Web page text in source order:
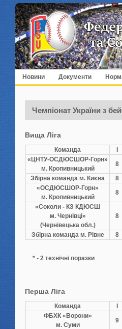
Новини Документи
Чемпіонат України з
Вища Ліга
Команда
«ЦНТУ-ОСДЮСШОР-Горн»
м. Кропивницький
8
Збірна команда м. Києва
8
«ОСДЮСШОР-Горн»
м. Кропивницький
8
«Соколи - КЗ КДЮСШ
м. Чернівці»
(Чернівецька обл.)
8
Збірна команда м. Рівне 8
* - 2 технічні поразки
Перша Ліга
Команда
ФБХК «Ворони»
м. Суми
9